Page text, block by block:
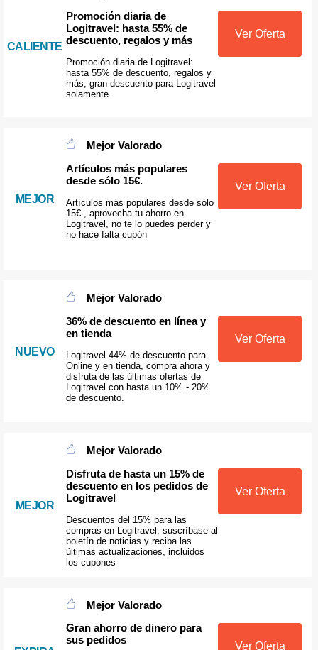
CALIENTE
Promoción diaria de
Logitravel: hasta 55% de
descuento, regalos y más
Promoción diaria de Logitravel:
hasta 55% de descuento, regalos y
más, gran descuento para Logitravel
solamente
Ver Oferta
MEJOR
Mejor Valorado
Artículos más populares
desde sólo 15€.
Artículos más populares desde sólo
15€., aprovecha tu ahorro en
Logitravel, no te lo puedes perder y
no hace falta cupón
Ver Oferta
NUEVO
Mejor Valorado
36% de descuento en línea y
en tienda
Logitravel 44% de descuento para
Online y en tienda, compra ahora y
disfruta de las últimas ofertas de
Logitravel con hasta un 10% - 20%
de descuento.
Ver Oferta
MEJOR
Mejor Valorado
Disfruta de hasta un 15% de
descuento en los pedidos de
Logitravel
Descuentos del 15% para las
compras en Logitravel, suscríbase al
boletín de noticias y reciba las
últimas actualizaciones, incluidos
los cupones
Ver Oferta
Mejor Valorado
Gran ahorro de dinero para
sus pedidos
Ver Oferta